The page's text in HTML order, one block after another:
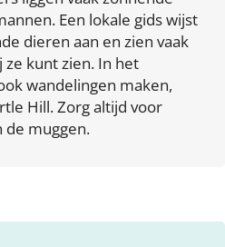
Een lokale gids wijst
dieren aan en zien vaak
kunt zien. In het
wandelingen maken,
Hill. Zorg altijd voor
de muggen.